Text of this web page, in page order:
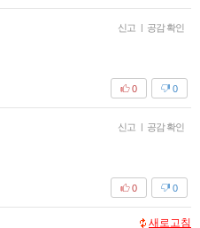
신고 | 공감 확인
0
0
신고 | 공감 확인
0
0
새로고침